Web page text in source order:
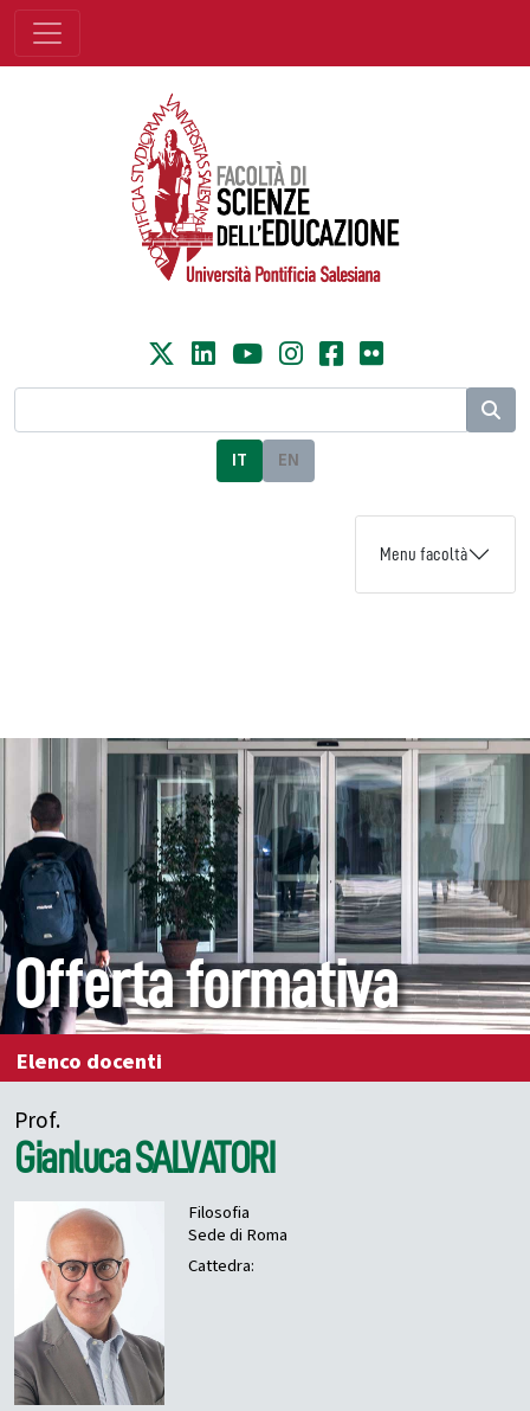
IT EN
Menu facoltà
Offerta formativa
Elenco docenti
Prof.
GianlucaSALVATORI
Filosofia
Sede di Roma
Cattedra: